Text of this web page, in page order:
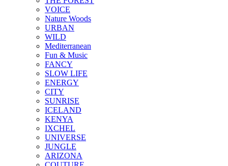
VOICE
Nature Woods
URBAN
WILD
Mediterranean
Fun & Music
FANCY
SLOW LIFE
ENERGY
CITY
SUNRISE
ICELAND
KENYA
IXCHEL
UNIVERSE
JUNGLE
ARIZONA